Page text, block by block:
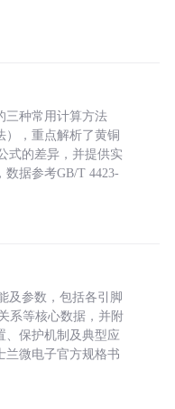
三种常用计算方法
），重点解析了黄铜
式的差异，并提供实
据参考GB/T 4423-
及参数，包括各引脚
系等核心数据，并附
、保护机制及典型应
兰微电子官方规格书